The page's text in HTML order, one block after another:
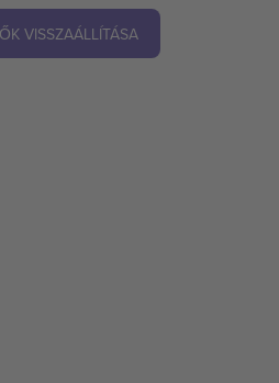
VISSZAÁLLÍTÁSA